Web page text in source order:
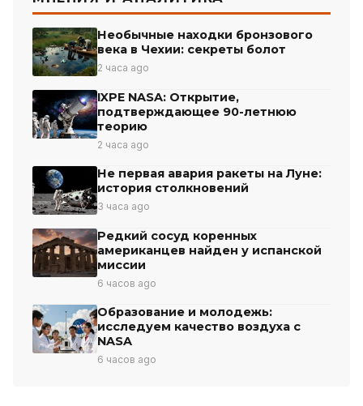
Необычные находки бронзового
века в Чехии: секреты болот
2 часа ago
IXPE NASA: Открытие,
подтверждающее 90-летнюю
теорию
2 часа ago
Не первая авария ракеты на Луне:
история столкновений
3 часа ago
Редкий сосуд коренных
американцев найден у испанской
миссии
6 часов ago
Образование и молодежь:
исследуем качество воздуха с
NASA
6 часов ago